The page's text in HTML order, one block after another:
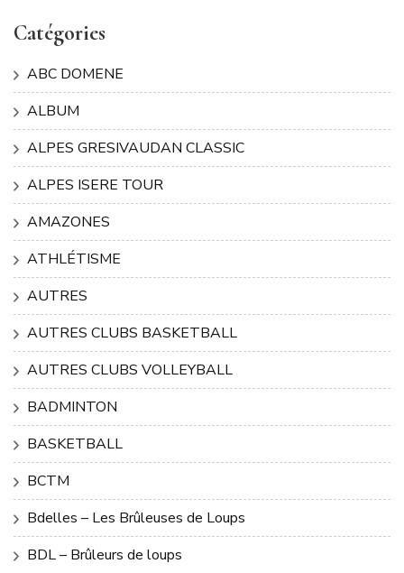
Catégories
ABC DOMENE
ALBUM
ALPES GRESIVAUDAN CLASSIC
ALPES ISERE TOUR
AMAZONES
ATHLÉTISME
AUTRES
AUTRES CLUBS BASKETBALL
AUTRES CLUBS VOLLEYBALL
BADMINTON
BASKETBALL
BCTM
Bdelles – Les Brûleuses de Loups
BDL – Brûleurs de loups